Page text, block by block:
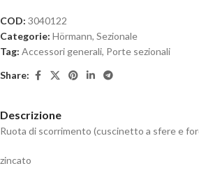
COD: 3040122
Categorie: Hörmann, Sezionale
Tag: Accessori generali, Porte sezionali
Share:
Descrizione
Ruota di scorrimento (cuscinetto a sfere e
zincato